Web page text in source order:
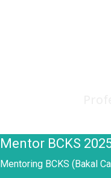
Mentor BCKS
Mentoring BCKS (Bakal